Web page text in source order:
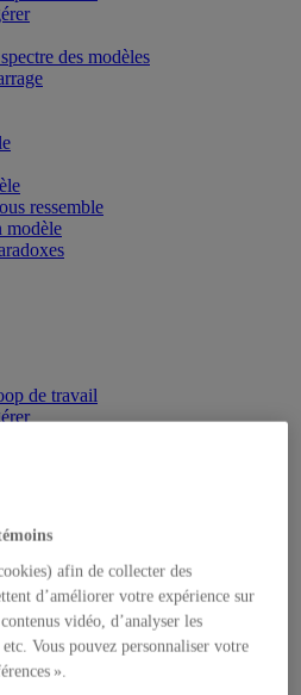
des modèles
ressemble
modèle
de travail
ressemble
modèle
afin de collecter des
d’améliorer votre expérience sur
vidéo, d’analyser les
Vous pouvez personnaliser votre
».